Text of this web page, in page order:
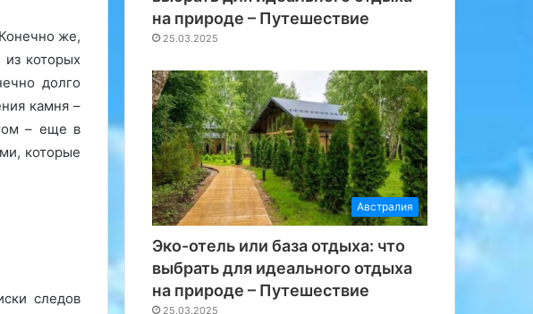
же,
которых
долго
камня –
– еще в
которые
следов
на природе – Путешествие
25.03.2025
Австралия
Эко-отель или база отдыха: что
выбрать для идеального отдыха
на природе – Путешествие
25.03.2025